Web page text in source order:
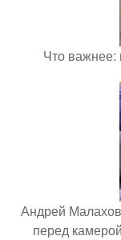
Что важнее:
Андрей
перед